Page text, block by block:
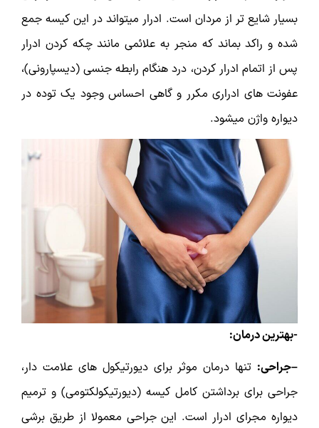
بسیار شایع تر از مردان است. ادرار میتواند در این کیسه جمع
شده و راکد بماند که منجر به علائمی مانند چکه کردن ادرار
پس از اتمام ادرار کردن، درد هنگام رابطه جنسی (دیسپارونی)،
عفونت های ادراری مکرر و گاهی احساس وجود یک توده در
دیواره واژن میشود.
-بهترین درمان:
–جراحی: تنها درمان موثر برای دیورتیکول های علامت دار،
جراحی برای برداشتن کامل کیسه (دیورتیکولکتومی) و ترمیم
دیواره مجرای ادرار است. این جراحی معمولا از طریق برشی